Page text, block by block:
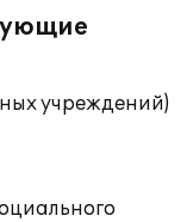
учреждений)